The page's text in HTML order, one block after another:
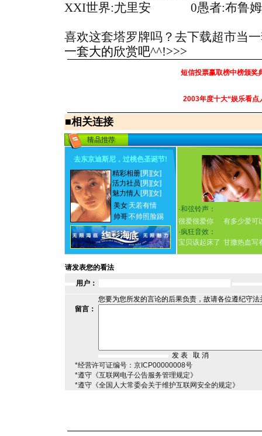
XXI世界:尤里安
0愚者:布鲁
喜欢这套塔罗牌吗？去下载超市当
一套大的欣赏吧^^!>>>
短信投票赢取榜中榜颁奖
2003年度十大“娱乐看点
■相关连接
去东京迪斯尼，过桃色圣诞节!
精彩相册[男] [女]
活力社员 [男] [女]
魅力情人 [男] [女]
美女 天若有情
帅哥不帅照脸踢
·和弦铃声：
很爱很爱你
有多少爱可
·疯狂音效：
宝贝该起床了 甘撒热血写
请发表您的看法
用户：
您要为您所发的言论的后果负责，故请各位遵纪守
留言：
*经营许可证编号：京ICP00000008号
*遵守《互联网电子公告服务管理规定》
*遵守《全国人大常委会关于维护互联网安全的规定》